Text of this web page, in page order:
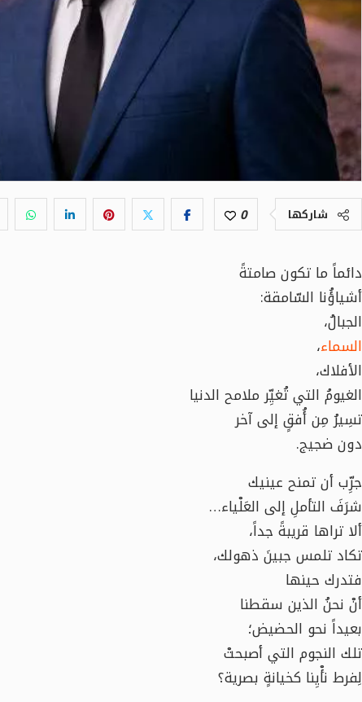
شاركها 0
دائماً ما تكون صامتةً
أشياؤُنا السّامقة:
الجبالُ،
السماء،
الأفلاك،
الغيومُ التي تُغيِّر ملامح الدنيا
تسِيرُ مِن أُفقٍ إلى آخر
دون ضجيج.
جرِّب أن تمنح عينيك
شرَفَ التأملِ إلى العَلْياء…
ألا تراها قريبةً جداً،
تكاد تلمس جبينَ ذهولك،
فتدرك حينها
أنْ نحنُ الذين سقطنا
بعيداً نحو الحضيض؛
تلك النجوم التي أصبحتْ
لِفرط نأْيِنا كخيانةٍ بصرية؟